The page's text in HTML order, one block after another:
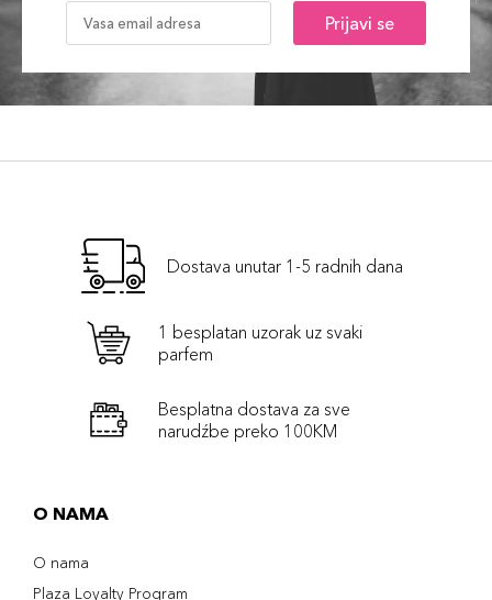
Prijavi se
Dostava unutar 1-5 radnih dana
1 besplatan uzorak uz svaki
parfem
Besplatna dostava za sve
narudźbe preko 100KM
O NAMA
O nama
Plaza Loyalty Program